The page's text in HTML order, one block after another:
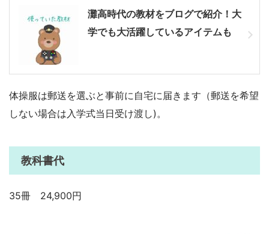
灘高時代の教材をブログで紹介！大
学でも大活躍しているアイテムも
体操服は郵送を選ぶと事前に自宅に届きます（郵送を希望
しない場合は入学式当日受け渡し)。
教科書代
35冊 24,900円